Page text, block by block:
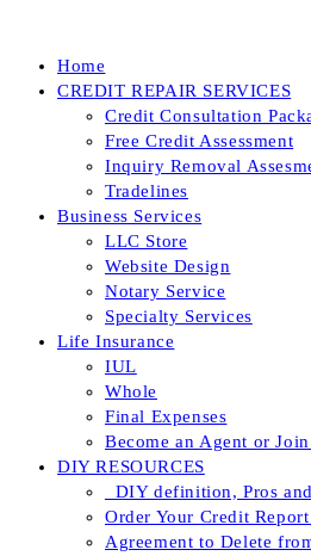
Home
CREDIT REPAIR SERVICES
Credit Consultation
Free Credit Assessment
Inquiry Removal
Tradelines
Business Services
LLC Store
Website Design
Notary Service
Specialty Services
Life Insurance
IUL
Whole
Final Expenses
Become an Agent or
DIY RESOURCES
_DIY definition, Pros
Order Your Credit
Agreement to Delete